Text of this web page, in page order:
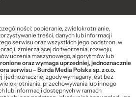
pobieranie, zwielokrotnianie,
treści, danych lub informacji
serwisu oraz wszystkich jego podstron, w
zmierzającej do tworzenia, rozwoju,
uczenia maszynowego, algorytmów lub
oraz wymaga uprzedniej, jednoznacznie
serwisu – Burda Media Polska sp. z o.o.
i jednoznacznej zgody wymagany jest bez
przechowywania lub innego
lub informacji dostępnych w ramach